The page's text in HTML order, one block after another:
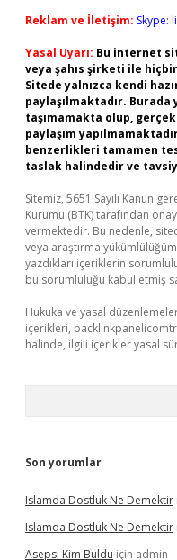
Reklam ve İletişim: Skype:
Yasal Uyarı: Bu internet
veya şahıs şirketi ile
Sitede yalnızca kendi
paylaşılmaktadır.
taşımamakta olup,
paylaşım
benzerlikleri tamamen
taslak halindedir ve
Sitemiz, 5651 Sayılı Kanun
Kurumu (BTK) tarafından
vermektedir. Bu nedenle,
veya araştırma
yazdıkları içeriklerin
bu sorumluluğu kabul etmiş
Hukuka ve yasal
içerikleri,
halinde, ilgili içerikler yasal
Son yorumlar
Islamda Dostluk Ne Demektir
Islamda Dostluk Ne Demektir
Asepsi Kim Buldu için admin